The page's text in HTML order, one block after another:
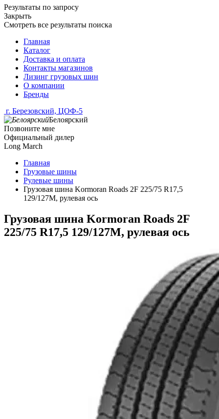
Результаты по запросу
Закрыть
Смотреть все результаты поиска
Главная
Каталог
Доставка и оплата
Контакты магазинов
Лизинг грузовых шин
О компании
Бренды
г. Березовский, ЦОФ-5
Белоярский
Позвоните мне
Официальный дилер
Long March
Главная
Грузовые шины
Рулевые шины
Грузовая шина Kormoran Roads 2F 225/75 R17,5
129/127M, рулевая ось
Грузовая шина Kormoran Roads 2F
225/75 R17,5 129/127M, рулевая ось